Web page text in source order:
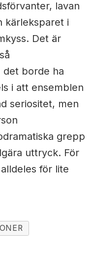
lavan
kärleksparet i
Det är
det borde ha
i att ensemblen
seriositet, men
grepp
uttryck. För
för lite